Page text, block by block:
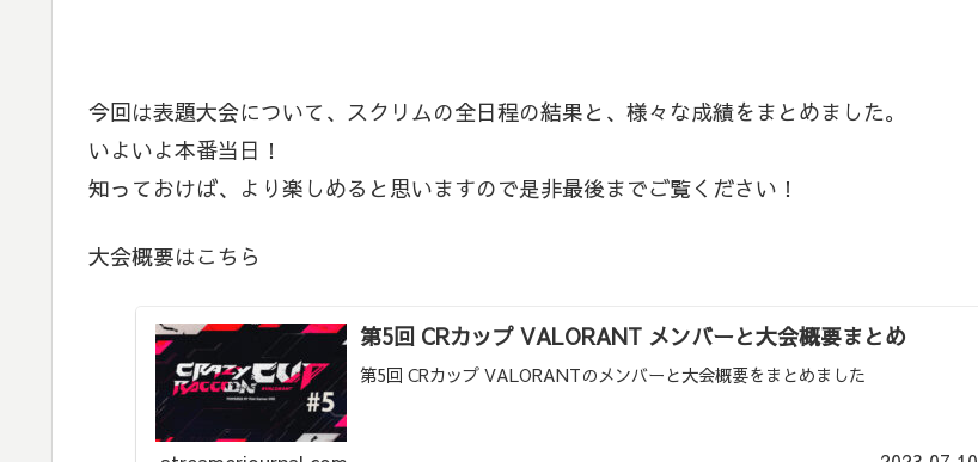
今回は表題大会について、スクリムの全日程の結果と、様々な成績をまとめました。
いよいよ本番当日！
知っておけば、より楽しめると思いますので是非最後までご覧ください！
大会概要はこちら
第5回 CRカップ VALORANT メンバーと大会概要まとめ
第5回 CRカップ VALORANTのメンバーと大会概要をまとめました